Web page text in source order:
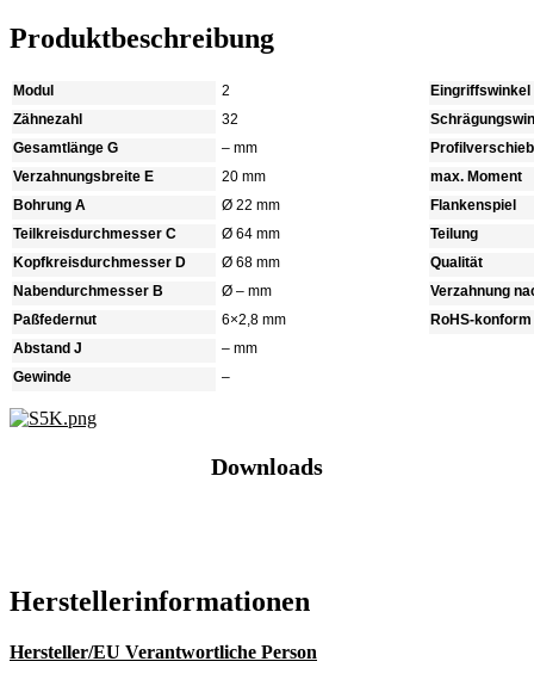
Produktbeschreibung
Modul
2
Zähnezahl
32
Gesamtlänge G
– mm
Verzahnungsbreite E
20 mm
Bohrung A
Ø 22 mm
Teilkreisdurchmesser C
Ø 64 mm
Kopfkreisdurchmesser D
Ø 68 mm
Nabendurchmesser B
Ø – mm
Paßfedernut
6×2,8 mm
Abstand J
– mm
Gewinde
–
Eingriffswinkel
max. Moment
Flankenspiel
Teilung
Qualität
Verzahnung
RoHS-konform
Downloads
Hersteller­informationen
Hersteller/EU Verantwortliche Person